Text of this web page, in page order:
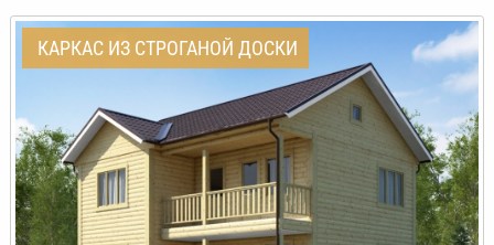
КАРКАС ИЗ СТРОГАНОЙ ДОСКИ